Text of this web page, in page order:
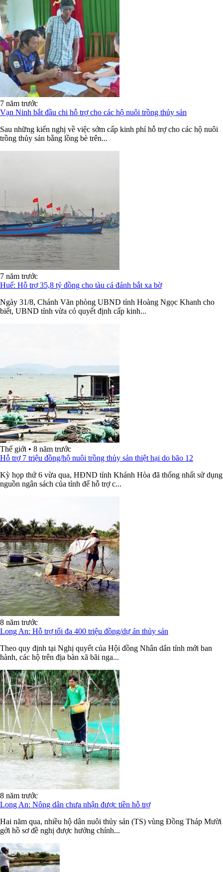
7 năm trước
Vạn Ninh bắt đầu chi hỗ trợ cho các hộ nuôi trồng thủy sản
Sau những kiến nghị về việc sớm cấp kinh phí hỗ trợ cho các hộ nuôi
trồng thủy sản bằng lồng bè trên...
7 năm trước
Huế: Hỗ trợ 35,8 tỷ đồng cho tàu cá đánh bắt xa bờ
Ngày 31/8, Chánh Văn phòng UBND tỉnh Hoàng Ngọc Khanh cho
biết, UBND tỉnh vừa có quyết định cấp kinh...
Thế giới • 8 năm trước
Hỗ trợ 7 triệu đồng/hộ nuôi trồng thủy sản thiệt hại do bão 12
Kỳ họp thứ 6 vừa qua, HĐND tỉnh Khánh Hòa đã thống nhất sử dụng
nguồn ngân sách của tỉnh để hỗ trợ c...
8 năm trước
Long An: Hỗ trợ tối đa 400 triệu đồng/dự án thủy sản
Theo quy định tại Nghị quyết của Hội đồng Nhân dân tỉnh mới ban
hành, các hộ trên địa bàn xã bãi nga...
8 năm trước
Long An: Nông dân chưa nhận được tiền hỗ trợ
Hai năm qua, nhiều hộ dân nuôi thủy sản (TS) vùng Đồng Tháp Mười
gởi hồ sơ đề nghị được hưởng chính...